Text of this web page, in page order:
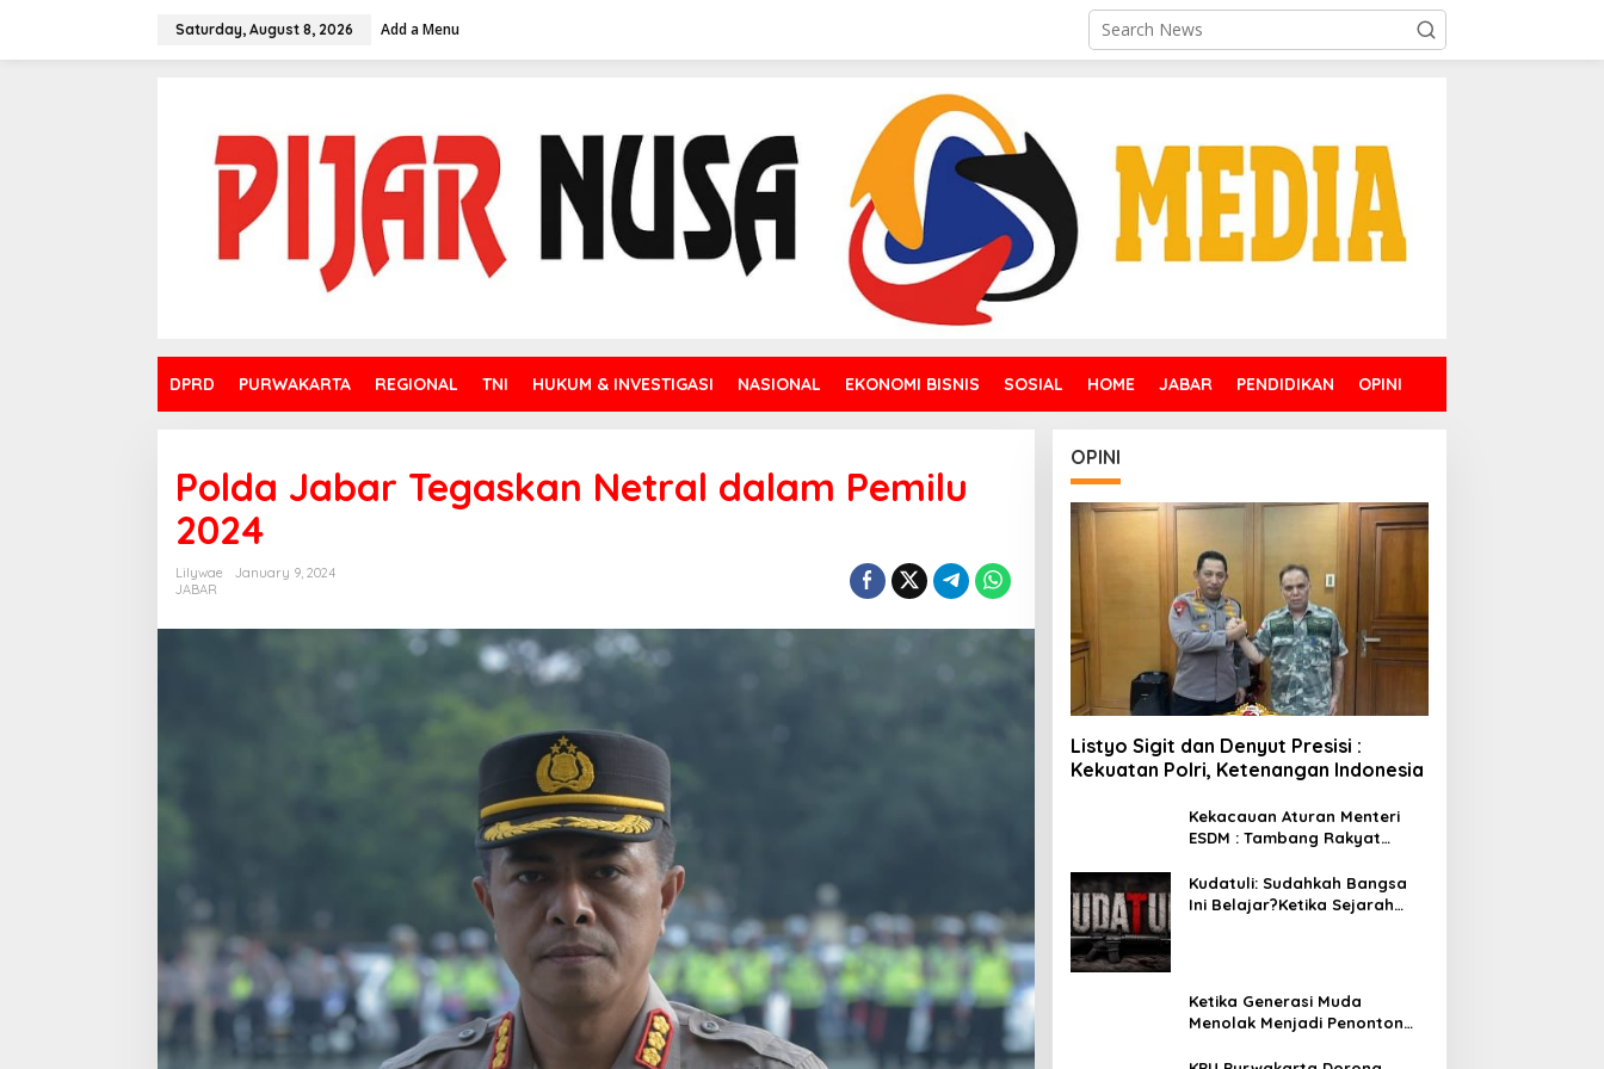
Saturday, August 8, 2026 Add a Menu
DPRD PURWAKARTA REGIONAL TNI HUKUM & INVESTIGASI NASIONAL EKONOMI BISNIS SOSIAL HOME JABAR PENDIDIKAN OPINI
Polda Jabar Tegaskan Netral dalam Pemilu
2024
Lilywae
January 9, 2024
JABAR
OPINI
Listyo Sigit dan Denyut Presisi :
Kekuatan Polri, Ketenangan Indonesia
Kekacauan Aturan Menteri
ESDM : Tambang Rakyat
Berkali-kali
Kudatuli: Sudahkah Bangsa
Ini Belajar?Ketika Sejarah
Ketika Generasi Muda
Menolak Menjadi Penonton
Cockroach di India